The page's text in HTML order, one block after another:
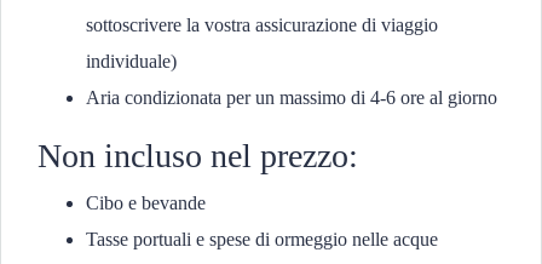
sottoscrivere la vostra assicurazione di viaggio
individuale)
Aria condizionata per un massimo di 4-6 ore al giorno
Non incluso nel prezzo:
Cibo e bevande
Tasse portuali e spese di ormeggio nelle acque